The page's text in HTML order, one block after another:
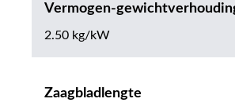
Vermogen-
2.50 kg/kW
Zaagbladlengte